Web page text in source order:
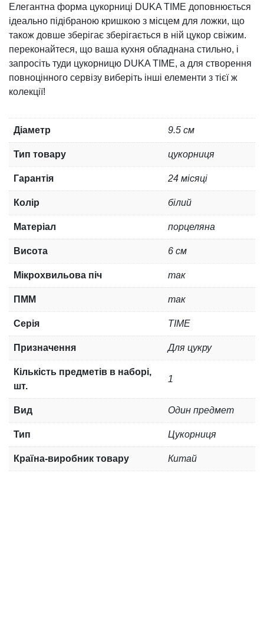
Елегантна форма цукорниці DUKA TIME доповнюється
ідеально підібраною кришкою з місцем для ложки, що
також довше зберігає зберігається в ній цукор свіжим.
переконайтеся, що ваша кухня обладнана стильно, і
запросіть туди цукорницю DUKA TIME, а для створення
повноцінного сервізу виберіть інші елементи з тієї ж
колекції!
Діаметр 9.5 см
Тип товару цукорниця
Гарантія 24 місяці
Колір білий
Матеріал порцеляна
Висота 6 см
Мікрохвильова піч так
ПММ так
Серія TIME
Призначення Для цукру
Кількість предметів в наборі,
шт.
1
Вид Один предмет
Тип Цукорниця
Країна-виробник товару Китай